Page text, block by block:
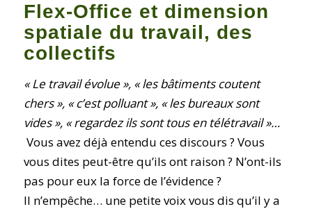
Flex-Office et dimension
spatiale du travail, des
collectifs
« Le travail évolue », « les bâtiments coutent
chers », « c’est polluant », « les bureaux sont
vides », « regardez ils sont tous en télétravail »…
Vous avez déjà entendu ces discours ? Vous
vous dites peut-être qu’ils ont raison ? N’ont-ils
pas pour eux la force de l’évidence ?
Il n’empêche… une petite voix vous dis qu’il y a